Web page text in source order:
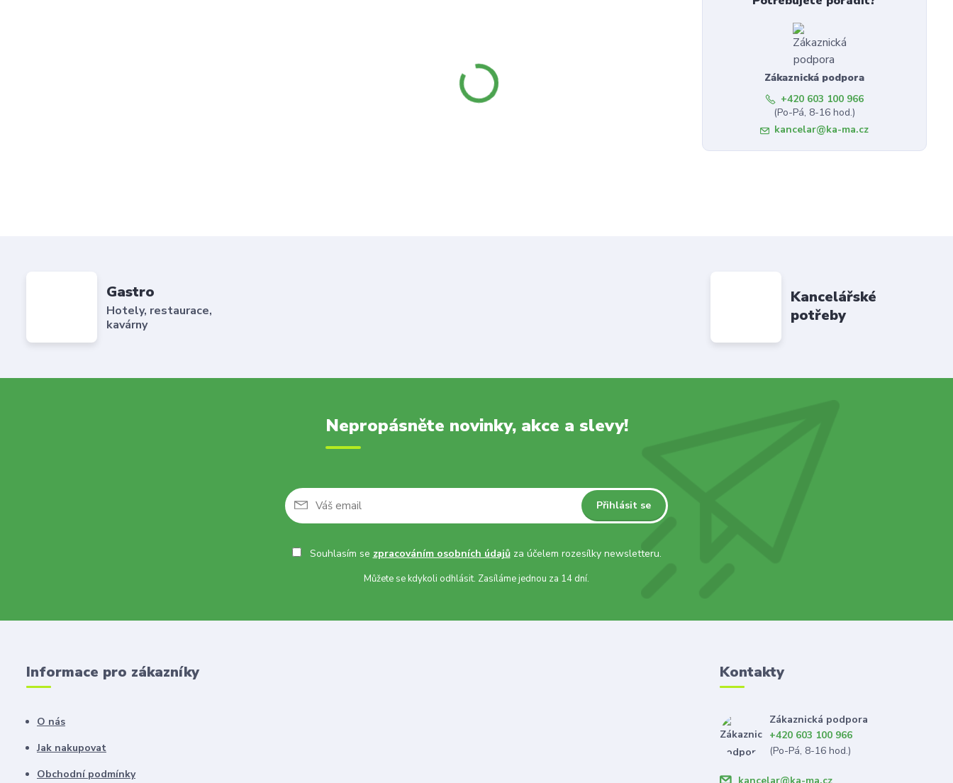
Zákaznická podpora
+420 603 100 966
(Po-Pá, 8-16 hod.)
kancelar@ka-ma.cz
Gastro
Hotely, restaurace,
kavárny
Kancelářské
potřeby
Nepropásněte novinky, akce a slevy!
Přihlásit se
Souhlasím se zpracováním osobních údajůza účelem rozesílky newsletteru.
Můžete se kdykoli odhlásit. Zasíláme jednou za 14 dní.
Informace pro zákazníky
O nás
Jak nakupovat
Obchodní podmínky
Kontakty
Zákaznická podpora
+420 603 100 966
(Po-Pá, 8-16 hod.)